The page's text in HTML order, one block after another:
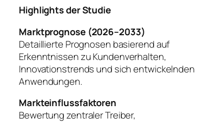
Highlights der Studie
Marktprognose (2026–2033)
Detaillierte Prognosen basierend auf
Erkenntnissen zu Kundenverhalten,
Innovationstrends und sich entwickelnden
Anwendungen.
Markteinflussfaktoren
Bewertung zentraler Treiber,